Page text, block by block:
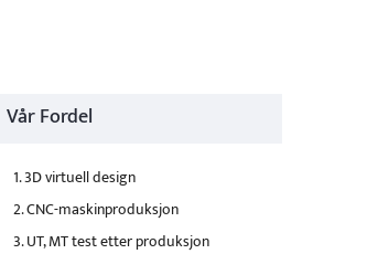
Vår Fordel
1. 3D virtuell design
2. CNC-maskinproduksjon
3. UT, MT test etter produksjon